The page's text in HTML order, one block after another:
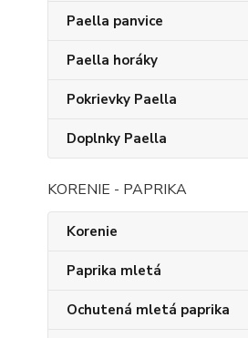
Paella panvice
Paella horáky
Pokrievky Paella
Doplnky Paella
KORENIE - PAPRIKA
Korenie
Paprika mletá
Ochutená mletá paprika